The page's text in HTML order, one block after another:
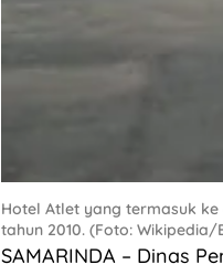
Hotel Atlet yang termasuk
tahun 2010. (Foto: Wikipedia/
SAMARINDA – Dinas